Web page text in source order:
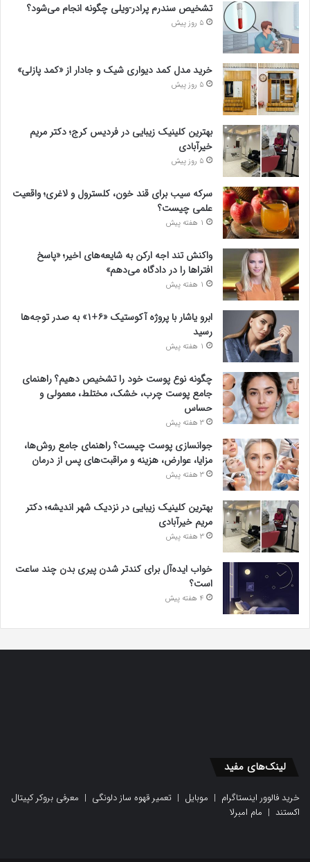
تشخیص سندرم پرادر-ویلی چگونه انجام می‌شود؟
5 روز پیش
خرید مدل کمد دیواری شیک و جادار از «کمد پازلی»
5 روز پیش
بهترین کلینیک زیبایی در فردیس کرج؛ دکتر مریم
خیرآبادی
5 روز پیش
سرکه سیب برای قند خون، کلسترول و لاغری؛ واقعیت
علمی چیست؟
1 هفته پیش
واکنش تند اجه ارکن به شایعه‌های اخیر؛ «پاسخ
افتراها را در دادگاه می‌دهم»
1 هفته پیش
ابرو یاشار با پروژه آکوستیک «۶+۱» به صدر توجه‌ها
رسید
1 هفته پیش
چگونه نوع پوست خود را تشخیص دهیم؟ راهنمای
جامع پوست چرب، خشک، مختلط، معمولی و
حساس
3 هفته پیش
جوانسازی پوست چیست؟ راهنمای جامع روش‌ها،
مزایا، عوارض، هزینه و مراقبت‌های پس از درمان
3 هفته پیش
بهترین کلینیک زیبایی در نزدیک شهر اندیشه؛ دکتر
مریم خیرآبادی
3 هفته پیش
خواب ایده‌آل برای کندتر شدن پیری بدن چند ساعت
است؟
4 هفته پیش
لینک‌های مفید
خرید فالوور اینستاگرام | موبایل | تعمیر قهوه ساز دلونگی | معرفی بروکر کپیتال
اکستند | مام امبرلا